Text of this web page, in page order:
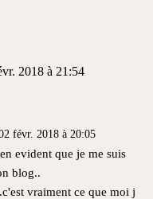
2018 à 21:54
févr. 2018 à 20:05
evident que je me suis
blog..
vraiment ce que moi j